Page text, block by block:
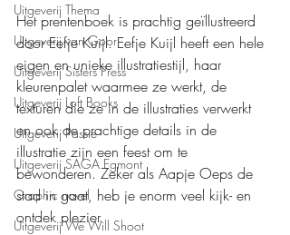
Uitgeverij Thema
Uitgeverij van Goor
Uitgeverij Sisters Press
Uitgeverij Loft Books
Uitgeverij Passie
Uitgeverij SAGA Egmont
Graphic novel
Uitgeverij We Will Shoot
Het prentenboek is prachtig geïllustreerd
door Eefje Kuijl. Eefje Kuijl heeft een hele
eigen en unieke illustratiestijl, haar
kleurenpalet waarmee ze werkt, de
texturen die ze in de illustraties verwerkt
en ook de prachtige details in de
illustratie zijn een feest om te
bewonderen. Zeker als Aapje Oeps de
stad in gaat, heb je enorm veel kijk- en
ontdek plezier.